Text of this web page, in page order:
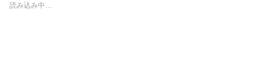
t
読み込み中…